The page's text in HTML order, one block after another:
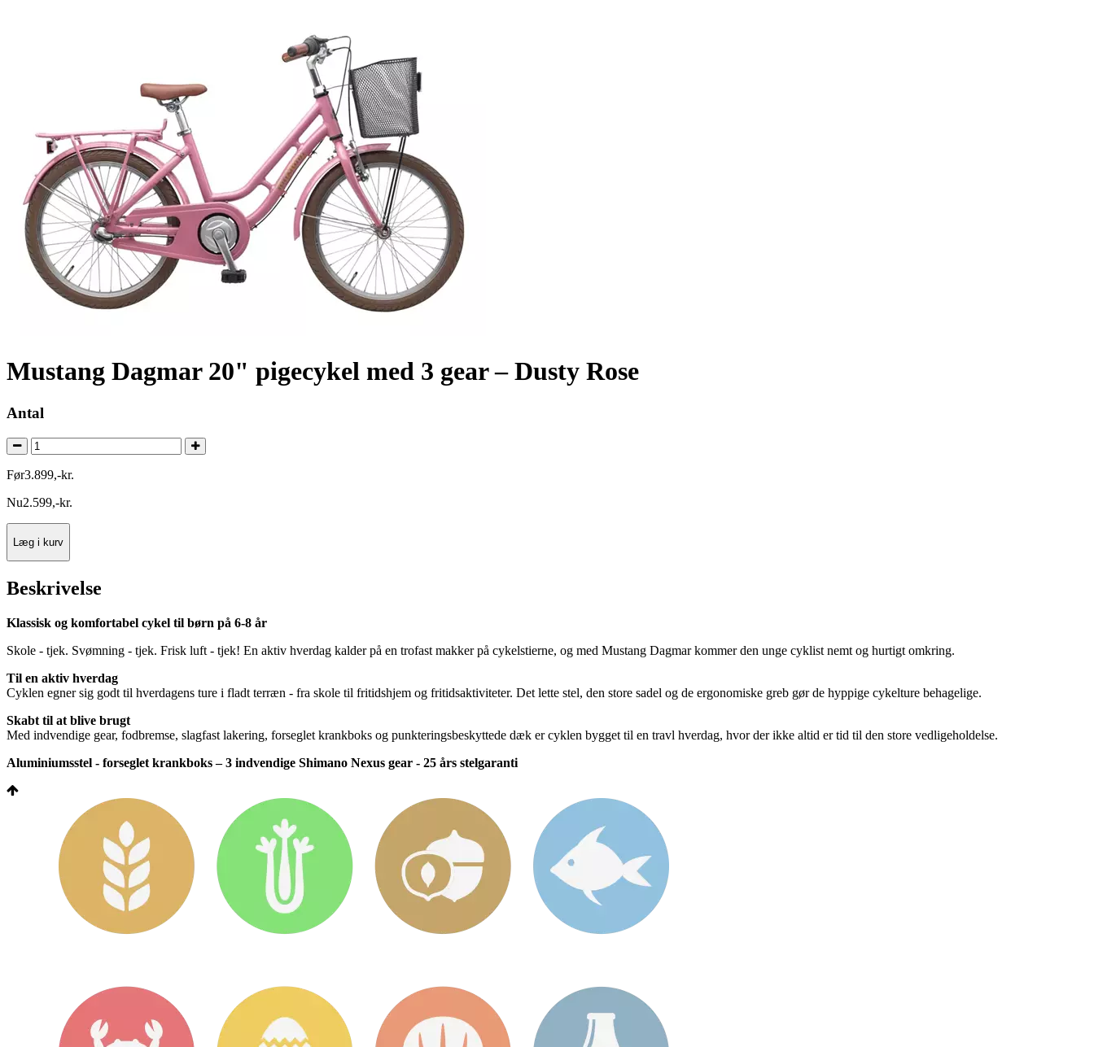
Mustang Dagmar 20" pigecykel med 3 gear – Dusty Rose
Antal
Før3.899,-kr.
Nu2.599,-kr.
Læg i kurv
Beskrivelse
Klassisk og komfortabel cykel til børn på 6-8 år
Skole - tjek. Svømning - tjek. Frisk luft - tjek! En aktiv hverdag kalder på en trofast makker på cykelstierne, og med Mustang Dagmar kommer den unge cyklist nemt og hurtigt omkring.
Til en aktiv hverdag
Cyklen egner sig godt til hverdagens ture i fladt terræn - fra skole til fritidshjem og fritidsaktiviteter. Det lette stel, den store sadel og de ergonomiske greb gør de hyppige cykelture behagelige.
Skabt til at blive brugt
Med indvendige gear, fodbremse, slagfast lakering, forseglet krankboks og punkteringsbeskyttede dæk er cyklen bygget til en travl hverdag, hvor der ikke altid er tid til den store vedligeholdelse.
Aluminiumsstel - forseglet krankboks – 3 indvendige Shimano Nexus gear - 25 års stelgaranti